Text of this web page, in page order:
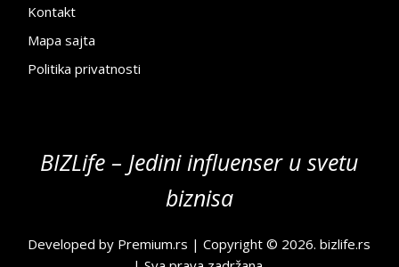
Kontakt
Mapa sajta
Politika privatnosti
BIZLife – Jedini influenser u svetu
biznisa
Developed by Premium.rs | Copyright © 2026.bizlife.rs